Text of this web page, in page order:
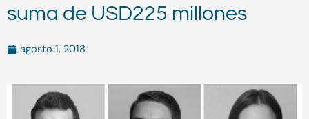
suma de USD225 millones
agosto 1, 2018